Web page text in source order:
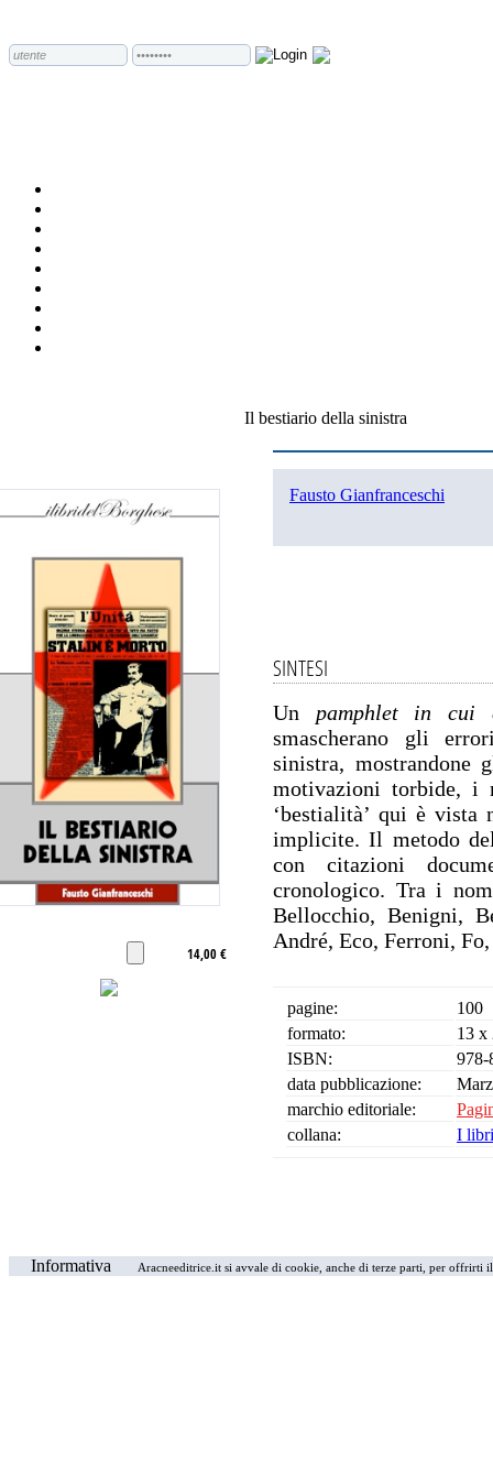
Il bestiario della sinistra
14,00 €
Fausto Gianfranceschi
SINTESI
Un pamphlet in cui
smascherano gli
sinistra,
motivazioni torbide, i
‘bestialità’ qui è vista
implicite. Il metodo
con citazioni
cronologico. Tra i
Bellocchio, Benigni,
André, Eco, Ferroni,
pagine:
100
formato:
13 x
ISBN:
978-
data pubblicazione:
marchio editoriale:
collana:
I
Informativa Aracneeditrice.it si avvale di cookie, anche di terze parti, per